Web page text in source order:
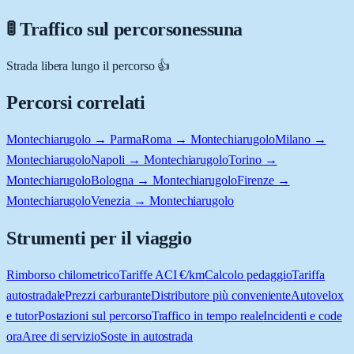
🚦 Traffico sul percorsonessuna
Strada libera lungo il percorso 👍
Percorsi correlati
Montechiarugolo → ParmaRoma → MontechiarugoloMilano →
MontechiarugoloNapoli → MontechiarugoloTorino →
MontechiarugoloBologna → MontechiarugoloFirenze →
MontechiarugoloVenezia → Montechiarugolo
Strumenti per il viaggio
Rimborso chilometricoTariffe ACI €/kmCalcolo pedaggioTariffa
autostradalePrezzi carburanteDistributore più convenienteAutovelox
e tutorPostazioni sul percorsoTraffico in tempo realeIncidenti e code
oraAree di servizioSoste in autostrada